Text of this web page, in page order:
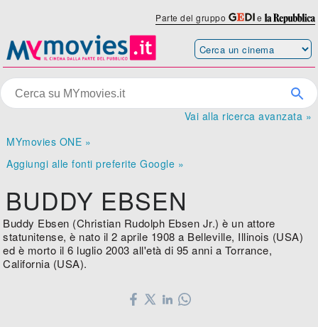
Parte del gruppo e
Vai alla ricerca avanzata »
MYmovies ONE »
Aggiungi alle fonti preferite Google »
BUDDY EBSEN
Buddy Ebsen (Christian Rudolph Ebsen Jr.) è un attore
statunitense, è nato il 2 aprile 1908 a Belleville, Illinois (USA)
ed è morto il 6 luglio 2003 all'età di 95 anni a Torrance,
California (USA).